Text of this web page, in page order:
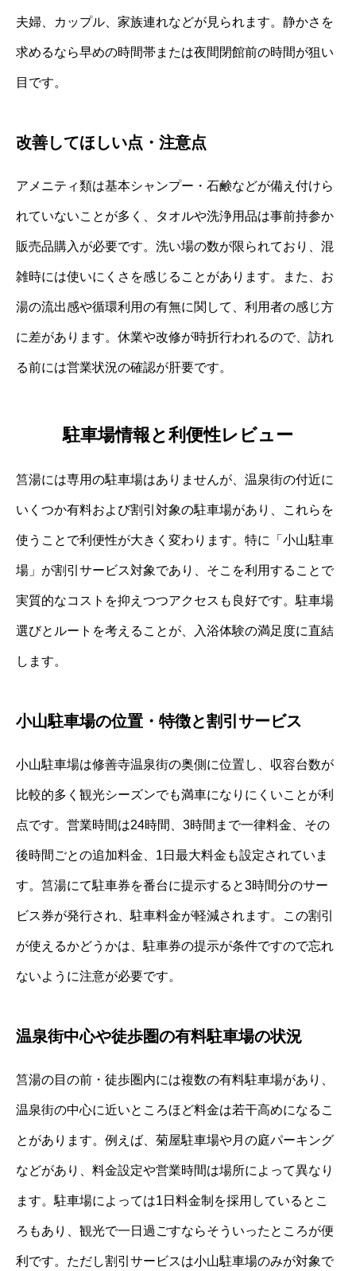
夫婦、カップル、家族連れなどが見られます。静かさを
求めるなら早めの時間帯または夜間閉館前の時間が狙い
目です。
改善してほしい点・注意点
アメニティ類は基本シャンプー・石鹸などが備え付けら
れていないことが多く、タオルや洗浄用品は事前持参か
販売品購入が必要です。洗い場の数が限られており、混
雑時には使いにくさを感じることがあります。また、お
湯の流出感や循環利用の有無に関して、利用者の感じ方
に差があります。休業や改修が時折行われるので、訪れ
る前には営業状況の確認が肝要です。
駐車場情報と利便性レビュー
筥湯には専用の駐車場はありませんが、温泉街の付近に
いくつか有料および割引対象の駐車場があり、これらを
使うことで利便性が大きく変わります。特に「小山駐車
場」が割引サービス対象であり、そこを利用することで
実質的なコストを抑えつつアクセスも良好です。駐車場
選びとルートを考えることが、入浴体験の満足度に直結
します。
小山駐車場の位置・特徴と割引サービス
小山駐車場は修善寺温泉街の奥側に位置し、収容台数が
比較的多く観光シーズンでも満車になりにくいことが利
点です。営業時間は24時間、3時間まで一律料金、その
後時間ごとの追加料金、1日最大料金も設定されていま
す。筥湯にて駐車券を番台に提示すると3時間分のサー
ビス券が発行され、駐車料金が軽減されます。この割引
が使えるかどうかは、駐車券の提示が条件ですので忘れ
ないように注意が必要です。
温泉街中心や徒歩圏の有料駐車場の状況
筥湯の目の前・徒歩圏内には複数の有料駐車場があり、
温泉街の中心に近いところほど料金は若干高めになるこ
とがあります。例えば、菊屋駐車場や月の庭パーキング
などがあり、料金設定や営業時間は場所によって異なり
ます。駐車場によっては1日料金制を採用しているとこ
ろもあり、観光で一日過ごすならそういったところが便
利です。ただし割引サービスは小山駐車場のみが対象で